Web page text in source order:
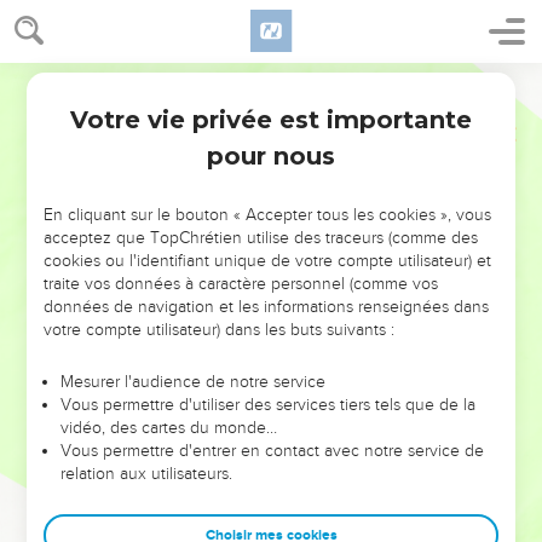
NE MANQUEZ PAS L’ÉVÉNEMENT
DE L’ANNÉE !
ET SI LEURS ERREURS POUVAIENT VOUS ÉVITER LES
VOTRES ?
leur foi ou leur vision. Mais on voit moins les doutes, les erreurs
et les saisons difficiles qu'ils ont traversés, alors même que ce
sont elles qui les ont façonnés.
Dans cette conférence, leaders, entrepreneurs, et responsables
clés pour avancer avec plus de sagesse afin que leurs erreurs
Votre vie privée est importante
pour nous
En cliquant sur le bouton « Accepter tous les cookies », vous
acceptez que TopChrétien utilise des traceurs (comme des
cookies ou l'identifiant unique de votre compte utilisateur) et
traite vos données à caractère personnel (comme vos
données de navigation et les informations renseignées dans
votre compte utilisateur) dans les buts suivants :
Mesurer l'audience de notre service
Vous permettre d'utiliser des services tiers tels que de la
vidéo, des cartes du monde…
Vous permettre d'entrer en contact avec notre service de
relation aux utilisateurs.
Choisir mes cookies